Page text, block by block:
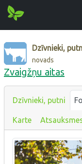
Dzīvnieki,
novads
Zvaigžņu aitas
Dzīvnieki, putni
Karte